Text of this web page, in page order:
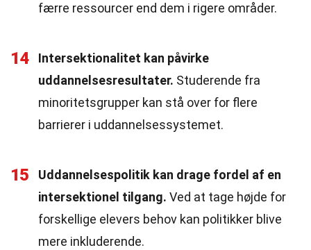
færre ressourcer end dem i rigere områder.
14
Intersektionalitet kan påvirke
uddannelsesresultater. Studerende fra
minoritetsgrupper kan stå over for flere
barrierer i uddannelsessystemet.
15
Uddannelsespolitik kan drage fordel af en
intersektionel tilgang. Ved at tage højde for
forskellige elevers behov kan politikker blive
mere inkluderende.